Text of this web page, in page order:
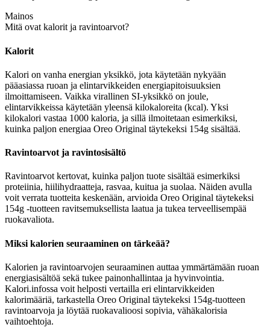
Mainos
Mitä ovat kalorit ja ravintoarvot?
Kalorit
Kalori on vanha energian yksikkö, jota käytetään nykyään
pääasiassa ruoan ja elintarvikkeiden energiapitoisuuksien
ilmoittamiseen. Vaikka virallinen SI-yksikkö on joule,
elintarvikkeissa käytetään yleensä kilokaloreita (kcal). Yksi
kilokalori vastaa 1000 kaloria, ja sillä ilmoitetaan esimerkiksi,
kuinka paljon energiaa Oreo Original täytekeksi 154g sisältää.
Ravintoarvot ja ravintosisältö
Ravintoarvot kertovat, kuinka paljon tuote sisältää esimerkiksi
proteiinia, hiilihydraatteja, rasvaa, kuitua ja suolaa. Näiden avulla
voit verrata tuotteita keskenään, arvioida Oreo Original täytekeksi
154g -tuotteen ravitsemuksellista laatua ja tukea terveellisempää
ruokavaliota.
Miksi kalorien seuraaminen on tärkeää?
Kalorien ja ravintoarvojen seuraaminen auttaa ymmärtämään ruoan
energiasisältöä sekä tukee painonhallintaa ja hyvinvointia.
Kalori.infossa voit helposti vertailla eri elintarvikkeiden
kalorimääriä, tarkastella Oreo Original täytekeksi 154g-tuotteen
ravintoarvoja ja löytää ruokavalioosi sopivia, vähäkalorisia
vaihtoehtoja.